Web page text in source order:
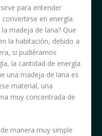
para entender
en energía.
madeja de lana? Que
la habitación, debido a
si pudiéramos
la cantidad de energía
una madeja de lana es
material, una
muy concentrada de
manera muy simple